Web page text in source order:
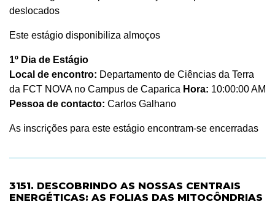
deslocados
Este estágio disponibiliza almoços
1º Dia de Estágio
Local de encontro: Departamento de Ciências da Terra
da FCT NOVA no Campus de Caparica Hora: 10:00:00 AM
Pessoa de contacto: Carlos Galhano
As inscrições para este estágio encontram-se encerradas
3151. DESCOBRINDO AS NOSSAS CENTRAIS
ENERGÉTICAS: AS FOLIAS DAS MITOCÔNDRIAS